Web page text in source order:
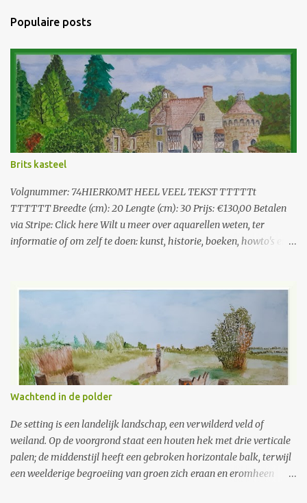
Populaire posts
Brits kasteel
Volgnummer: 74HIERKOMT HEEL VEEL TEKST TTTTTt
TTTTTT Breedte (cm): 20 Lengte (cm): 30 Prijs: €130,00 Betalen
via Stripe: Click here Wilt u meer over aquarellen weten, ter
informatie of om zelf te doen: kunst, historie, boeken, howto's en
over de verkoop van het schilderij. Link opent in nieuw tabblad
Wilt u meer over aquarellen weten, ter informatie of om zelf te
doen: kunst, historie, boeken, howto's en nog veel meer, kijk op
https://bertverhees.github.io/
Wachtend in de polder
De setting is een landelijk landschap, een verwilderd veld of
weiland. Op de voorgrond staat een houten hek met drie verticale
palen; de middenstijl heeft een gebroken horizontale balk, terwijl
een weelderige begroeiing van groen zich eraan en eromheen